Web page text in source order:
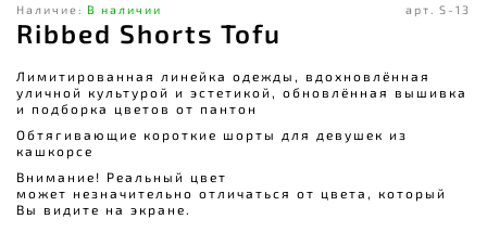
арт. S-13
Наличие: В наличии
Ribbed Shorts Tofu
Лимитированная линейка одежды, вдохновлённая
уличной культурой и эстетикой, обновлённая вышивка
и подборка цветов от пантон
Обтягивающие короткие шорты для девушек из
кашкорсе
Внимание! Реальный цвет
может незначительно отличаться от цвета, который
Вы видите на экране.